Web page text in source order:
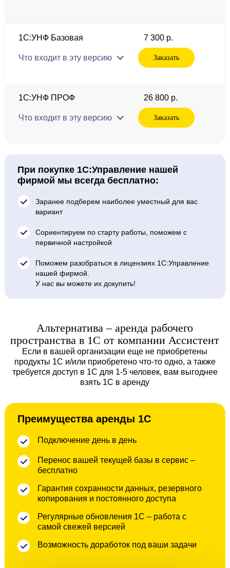
1С:УНФ Базовая 7 300 р.
Что входит в эту версию Заказать
1С:УНФ ПРОФ 26 800 р.
Что входит в эту версию Заказать
При покупке 1С:Управление нашей
фирмой мы всегда бесплатно:
Заранее подберем наиболее уместный для вас
вариант
Сориентируем по старту работы, поможем с
первичной настройкой
Поможем разобраться в лицензиях 1С:Управление
нашей фирмой.
У нас вы можете их докупить!
Альтернатива – аренда рабочего
пространства в 1С от компании Ассистент
Если в вашей организации еще не приобретены
продукты 1С и/или приобретено что-то одно, а также
требуется доступ в 1С для 1-5 человек, вам выгоднее
взять 1С в аренду
Преимущества аренды 1С
Подключение день в день
Перенос вашей текущей базы в сервис –
бесплатно
Гарантия сохранности данных, резервного
копирования и постоянного доступа
Регулярные обновления 1С – работа с
самой свежей версией
Возможность доработок под ваши задачи